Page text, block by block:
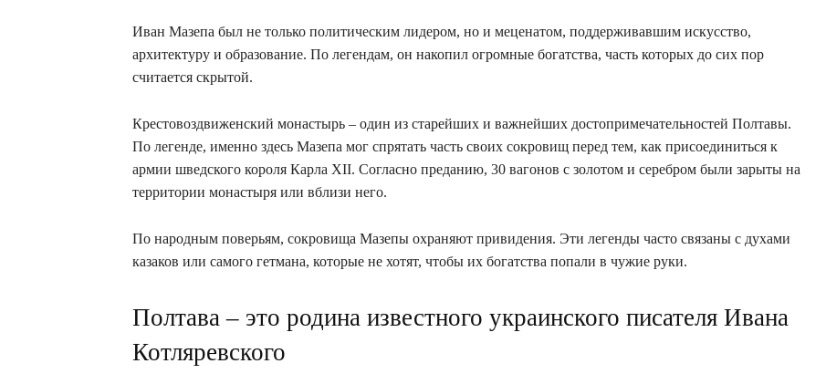
Иван Мазепа был не только политическим лидером, но и меценатом, поддерживавшим искусство,
архитектуру и образование. По легендам, он накопил огромные богатства, часть которых до сих пор
считается скрытой.
Крестовоздвиженский монастырь – один из старейших и важнейших достопримечательностей Полтавы.
По легенде, именно здесь Мазепа мог спрятать часть своих сокровищ перед тем, как присоединиться к
армии шведского короля Карла XII. Согласно преданию, 30 вагонов с золотом и серебром были зарыты на
территории монастыря или вблизи него.
По народным поверьям, сокровища Мазепы охраняют привидения. Эти легенды часто связаны с духами
казаков или самого гетмана, которые не хотят, чтобы их богатства попали в чужие руки.
Полтава – это родина известного украинского писателя Ивана
Котляревского